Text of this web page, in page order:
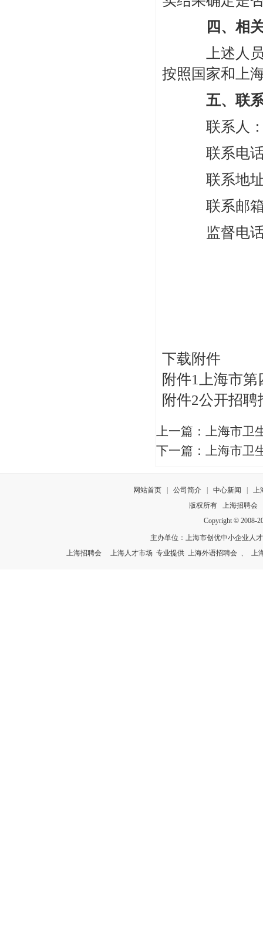
四、相
上述人员
按照国家和上
五、联
联系人：
联系电话
联系地址
联系邮箱
监督电话
下载附件
附件1上海市
附件2公开招聘
上一篇： 上海市卫
下一篇： 上海市卫
网站首页 公司简介 中心新闻
上
版权所有
上海招聘会
Copyright © 2008-
主办单位：上海市创优中小企业人
上海招聘会
上海人才市场 专业提供 上海外语招聘会 、 上